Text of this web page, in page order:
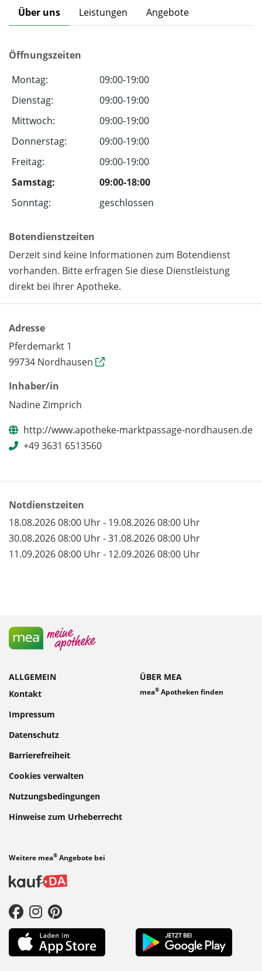
Über uns Leistungen Angebote
Öffnungszeiten
Montag:
09:00-19:00
Dienstag:
09:00-19:00
Mittwoch:
09:00-19:00
Donnerstag:
09:00-19:00
Freitag:
09:00-19:00
Samstag:
09:00-18:00
Sonntag:
geschlossen
Botendienstzeiten
Derzeit sind keine Informationen zum Botendienst
vorhanden. Bitte erfragen Sie diese Dienstleistung
direkt bei Ihrer Apotheke.
Adresse
Pferdemarkt 1
99734 Nordhausen
Inhaber/in
Nadine Zimprich
http://www.apotheke-marktpassage-nordhausen.de
+49 3631 6513560
Notdienstzeiten
18.08.2026 08:00 Uhr - 19.08.2026 08:00 Uhr
30.08.2026 08:00 Uhr - 31.08.2026 08:00 Uhr
11.09.2026 08:00 Uhr - 12.09.2026 08:00 Uhr
ALLGEMEIN
Kontakt
Impressum
Datenschutz
Barrierefreiheit
Cookies verwalten
Nutzungsbedingungen
Hinweise zum Urheberrecht
ÜBER MEA
mea® Apotheken finden
Weitere mea® Angebote bei